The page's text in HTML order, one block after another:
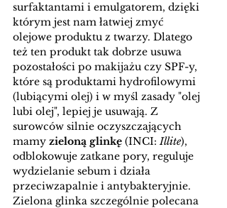
surfaktantami i emulgatorem, dzięki
którym jest nam łatwiej zmyć
olejowe produktu z twarzy. Dlatego
też ten produkt tak dobrze usuwa
pozostałości po makijażu czy SPF-y,
które są produktami hydrofilowymi
(lubiącymi olej) i w myśl zasady "olej
lubi olej", lepiej je usuwają. Z
surowców silnie oczyszczających
mamy zieloną glinkę (INCI: Illite),
odblokowuje zatkane pory, reguluje
wydzielanie sebum i działa
przeciwzapalnie i antybakteryjnie.
Zielona glinka szczególnie polecana